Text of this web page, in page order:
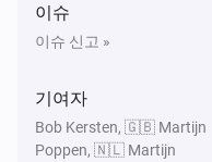
이슈
이슈 신고 »
기여자
Bob Kersten, 🇬🇧 Martijn
Poppen, 🇳🇱 Martijn